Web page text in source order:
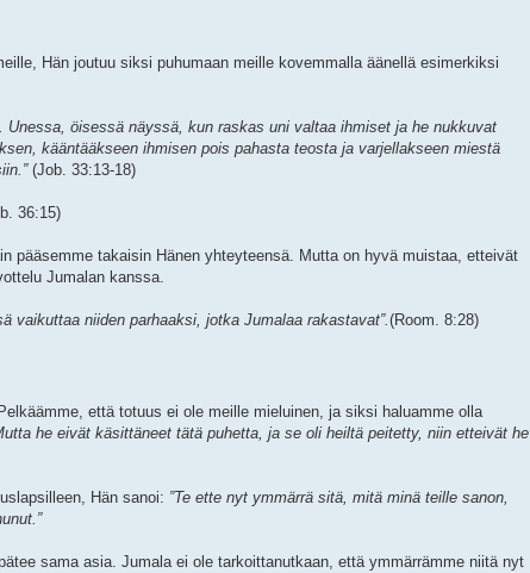
Hän joutuu siksi puhumaan meille kovemmalla äänellä esimerkiksi
öisessä näyssä, kun raskas uni valtaa ihmiset ja he nukkuvat
kääntääkseen ihmisen pois pahasta teosta ja varjellakseen miestä
(Job. 33:13-18)
36:15)
pääsemme takaisin Hänen yhteyteensä. Mutta on hyvä muistaa, etteivät
Jumalan kanssa.
vaikuttaa niiden parhaaksi, jotka Jumalaa rakastavat”.(Room. 8:28)
että totuus ei ole meille mieluinen, ja siksi haluamme olla
he eivät käsittäneet tätä puhetta, ja se oli heiltä peitetty, niin etteivät he
Hän sanoi: ”Te ette nyt ymmärrä sitä, mitä minä teille sanon,
sama asia. Jumala ei ole tarkoittanutkaan, että ymmärrämme niitä nyt